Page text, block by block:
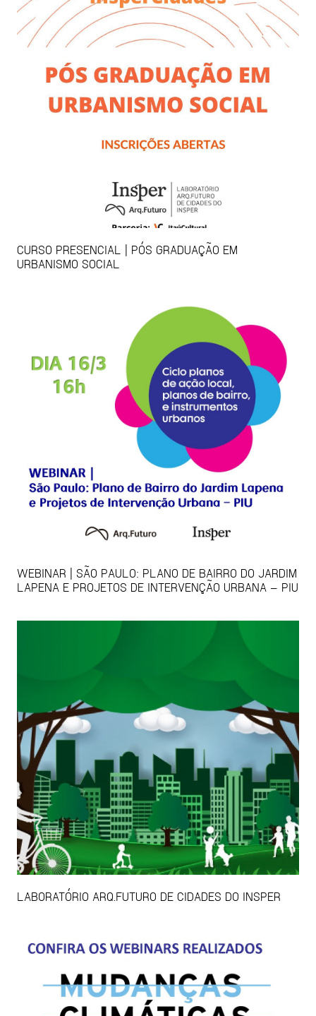
CURSO PRESENCIAL | PÓS GRADUAÇÃO EM
URBANISMO SOCIAL
WEBINAR | SÃO PAULO: PLANO DE BAIRRO DO JARDIM
LAPENA E PROJETOS DE INTERVENÇÃO URBANA – PIU
LABORATÓRIO ARQ.FUTURO DE CIDADES DO INSPER